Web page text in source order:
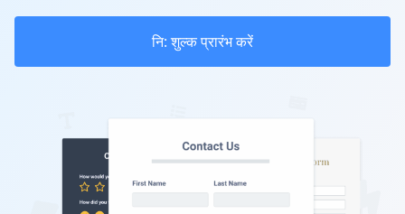
नि: शुल्क प्रारंभ करें